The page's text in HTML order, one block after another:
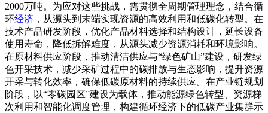
2000万吨。为应对这些挑战，需贯彻全周期管理理念，结合循
环经济 ，从源头到末端实现资源的高效利用和低碳化转型。在
技术产品研发阶段，优化产品材料选择和结构设计，延长设备
使用寿命，降低拆解难度，从源头减少资源消耗和环境影响。
在原材料供应阶段，推动清洁供应与“绿色矿山”建设，研发绿
色开采技术，减少采矿过程中的碳排放与生态影响，提升资源
开采与转化效率，确保低碳原材料的持续供应。在产业链规划
阶段，以“零碳园区”建设为载体，推动能源绿色转型、资源梯
次利用和智能化调度管理，构建循环经济下的低碳产业集群示